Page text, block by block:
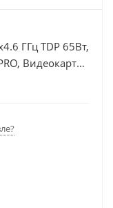
ГГц TDP 65Вт,
Видеокарта
Диски SSD